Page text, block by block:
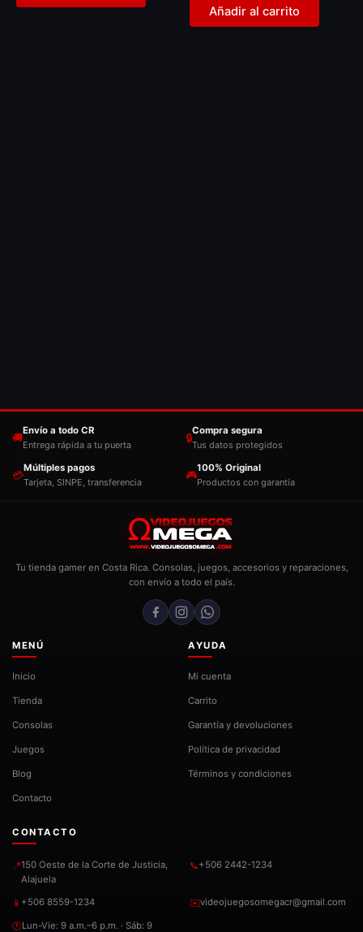
Añadir al carrito
🚚
Envío a todo CR
Entrega rápida a tu puerta
🔒
Compra segura
Tus datos protegidos
💳
Múltiples pagos
Tarjeta, SINPE, transferencia
🎮
100% Original
Productos con garantía
Tu tienda gamer en Costa Rica. Consolas, juegos, accesorios y reparaciones,
con envío a todo el país.
MENÚ
Inicio
Tienda
Consolas
Juegos
Blog
Contacto
AYUDA
Mi cuenta
Carrito
Garantía y devoluciones
Política de privacidad
Términos y condiciones
CONTACTO
📍150 Oeste de la Corte de Justicia,
Alajuela
📞+506 2442-1234
📱 +506 8559-1234 ✉️videojuegosomegacr@gmail.com
🕐Lun-Vie: 9 a.m.–6 p.m. · Sáb: 9